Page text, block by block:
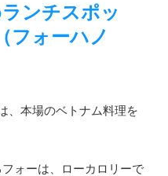
ンチスポッ
フォーハノ
、本場のベトナム料理を
ォーは、ローカロリーで